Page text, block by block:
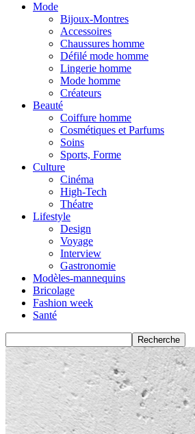
Mode
Bijoux-Montres
Accessoires
Chaussures homme
Défilé mode homme
Lingerie homme
Mode homme
Créateurs
Beauté
Coiffure homme
Cosmétiques et Parfums
Soins
Sports, Forme
Culture
Cinéma
High-Tech
Théatre
Lifestyle
Design
Voyage
Interview
Gastronomie
Modèles-mannequins
Bricolage
Fashion week
Santé